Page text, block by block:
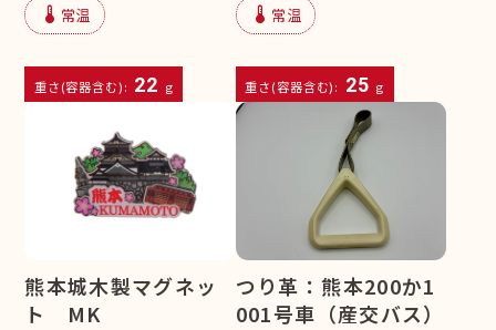
device_thermostat 常温
重さ(容器含む): 22 g
device_thermostat 常温
重さ(容器含む): 25 g
熊本城木製マグネッ
ト MK
つり革：熊本200か1
001号車（産交バス）